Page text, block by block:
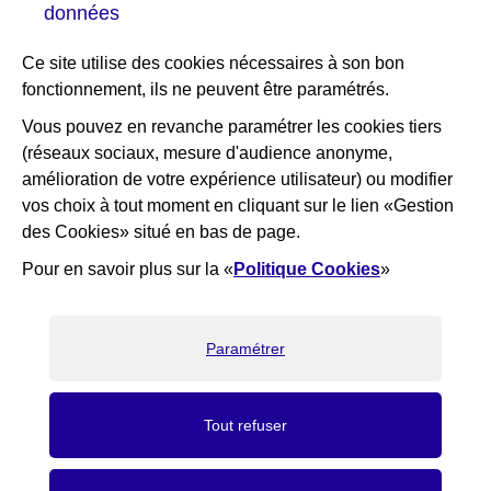
données
Ce site utilise des cookies nécessaires à son bon
fonctionnement, ils ne peuvent être paramétrés.
Vous pouvez en revanche paramétrer les cookies tiers
(réseaux sociaux, mesure d'audience anonyme,
amélioration de votre expérience utilisateur) ou modifier
vos choix à tout moment en cliquant sur le lien «Gestion
des Cookies» situé en bas de page.
Pour en savoir plus sur la «Politique Cookies»
Paramétrer
Tout refuser
Portail des bibliothèques
Je participe Courbevoie
RESTEZ INFORMÉ
Newsletter
Mentions légalesCrédits
Bienvenue ! Nous sommes là pour